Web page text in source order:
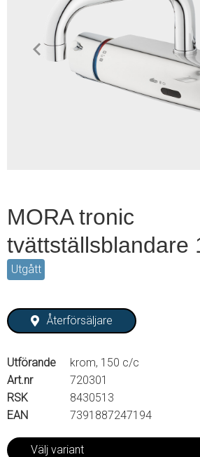
MORA tronic
tvättställsblandare
Utgått
Återförsäljare
Utförande
krom, 150 c/c
Art.nr
720301
RSK
8430513
EAN
7391887247194
Välj variant